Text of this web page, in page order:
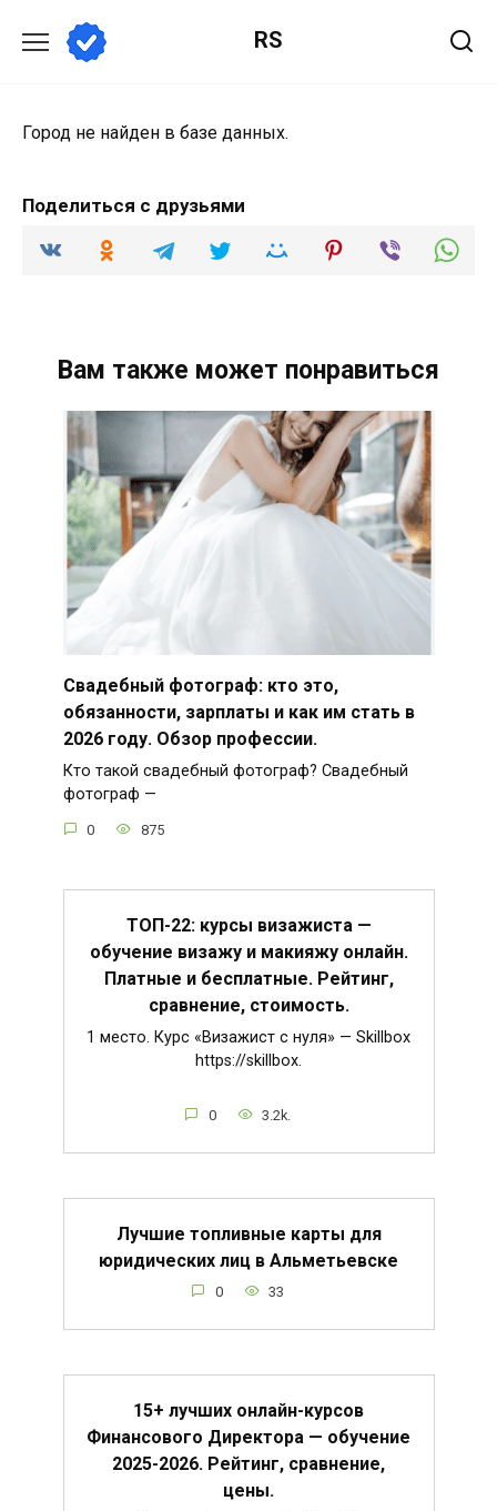
содержанию
RS
Город не найден в базе данных.
Поделиться с друзьями
Вам также может понравиться
Свадебный фотограф: кто это,
обязанности, зарплаты и как им стать в
2026 году. Обзор профессии.
Кто такой свадебный фотограф? Свадебный
фотограф —
0 875
ТОП-22: курсы визажиста —
обучение визажу и макияжу онлайн.
Платные и бесплатные. Рейтинг,
сравнение, стоимость.
1 место. Курс «Визажист с нуля» — Skillbox
https://skillbox.
0 3.2k.
Лучшие топливные карты для
юридических лиц в Альметьевске
0 33
15+ лучших онлайн-курсов
Финансового Директора — обучение
2025-2026. Рейтинг, сравнение,
цены.